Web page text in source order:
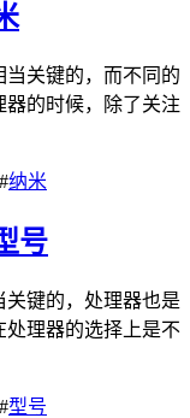
关键的，而不同的
的时候，除了关注
#纳米
号
键的，处理器也是
处理器的选择上是不
#型号